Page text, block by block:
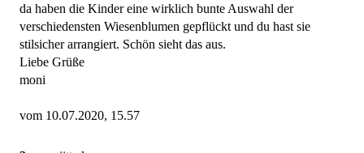
da haben die Kinder eine wirklich bunte Auswahl der
verschiedensten Wiesenblumen gepflückt und du hast sie
stilsicher arrangiert. Schön sieht das aus.
Liebe Grüße
moni
vom 10.07.2020, 15.57